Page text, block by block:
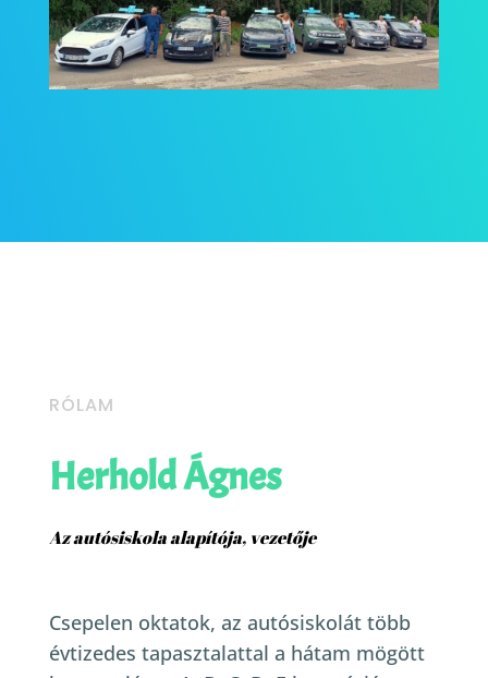
RÓLAM
Herhold Ágnes
Az autósiskola alapítója, vezetője
Csepelen oktatok, az autósiskolát több
évtizedes tapasztalattal a hátam mögött